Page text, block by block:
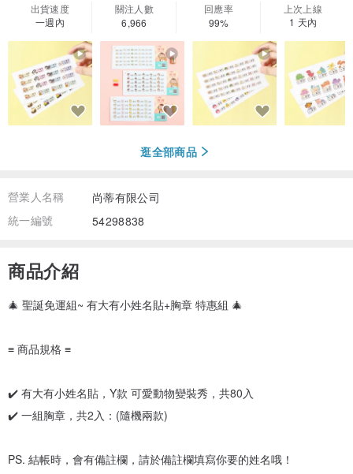
出貨速度
一週內
關注人數
6,966
回應率
99%
上次上線
1 天內
逛全部商品
營業人名稱
尚蒂有限公司
統一編號
54298838
商品介紹
🎄 聖誕免運組~ 有大有小姓名貼+胸章 特惠組 🎄
≡ 商品規格 ≡
✔️ 有大有小姓名貼，Y款 可愛動物變裝秀，共80入
✔️ 一組胸章，共2入：(隨機兩款)
PS. 結帳時，會有備註欄，請於備註欄填寫你要的姓名哦！